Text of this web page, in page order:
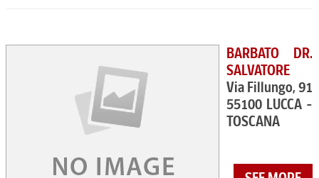
BARBATO DR.
SALVATORE
Via Fillungo, 91
55100 LUCCA -
TOSCANA